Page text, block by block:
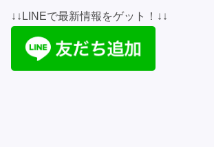
↓↓LINEで最新情報をゲット！↓↓